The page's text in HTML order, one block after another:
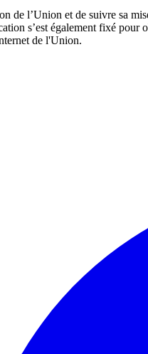
l’Union et de suivre sa
s’est également fixé
de l'Union.